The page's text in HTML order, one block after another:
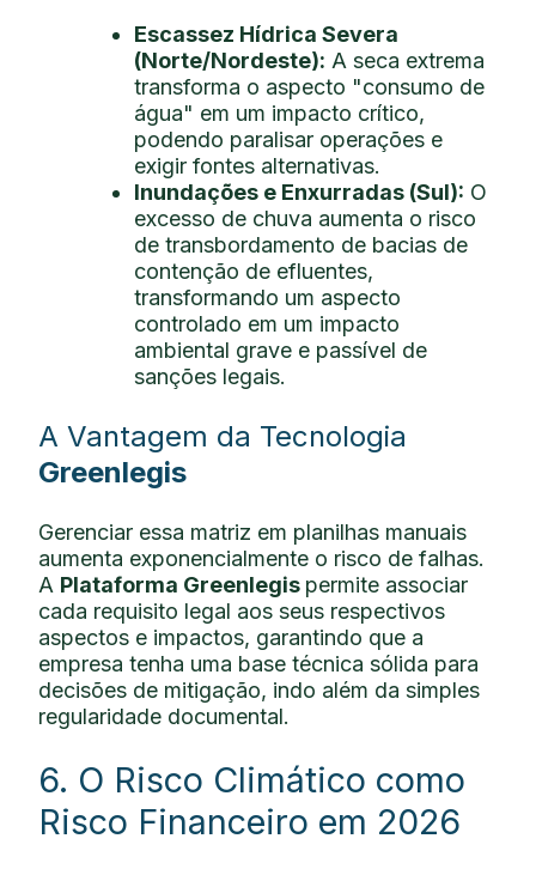
Escassez Hídrica Severa
(Norte/Nordeste): A seca extrema
transforma o aspecto "consumo de
água" em um impacto crítico,
podendo paralisar operações e
exigir fontes alternativas.
Inundações e Enxurradas (Sul): O
excesso de chuva aumenta o risco
de transbordamento de bacias de
contenção de efluentes,
transformando um aspecto
controlado em um impacto
ambiental grave e passível de
sanções legais.
A Vantagem da Tecnologia
Greenlegis
Gerenciar essa matriz em planilhas manuais
aumenta exponencialmente o risco de falhas.
A Plataforma Greenlegis permite associar
cada requisito legal aos seus respectivos
aspectos e impactos, garantindo que a
empresa tenha uma base técnica sólida para
decisões de mitigação, indo além da simples
regularidade documental.
6. O Risco Climático como
Risco Financeiro em 2026